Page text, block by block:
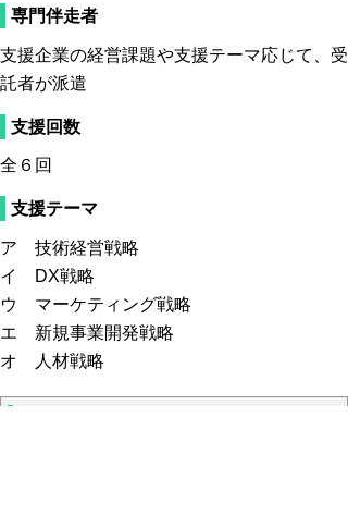
専門伴走者
支援企業の経営課題や支援テーマ応じて、受
託者が派遣
支援回数
全６回
支援テーマ
ア 技術経営戦略
イ DX戦略
ウ マーケティング戦略
エ 新規事業開発戦略
オ 人材戦略